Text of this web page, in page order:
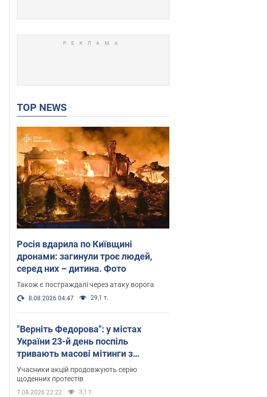
TOP NEWS
Росія вдарила по Київщині
дронами: загинули троє людей,
серед них – дитина. Фото
Також є постраждалі через атаку ворога
8.08.2026 04:47 29,1 т.
"Верніть Федорова": у містах
України 23-й день поспіль
тривають масові мітинги з
картонками. Фото і відео
Учасники акцій продовжують серію
щоденних протестів
7.08.2026 22:22 3,1 т.